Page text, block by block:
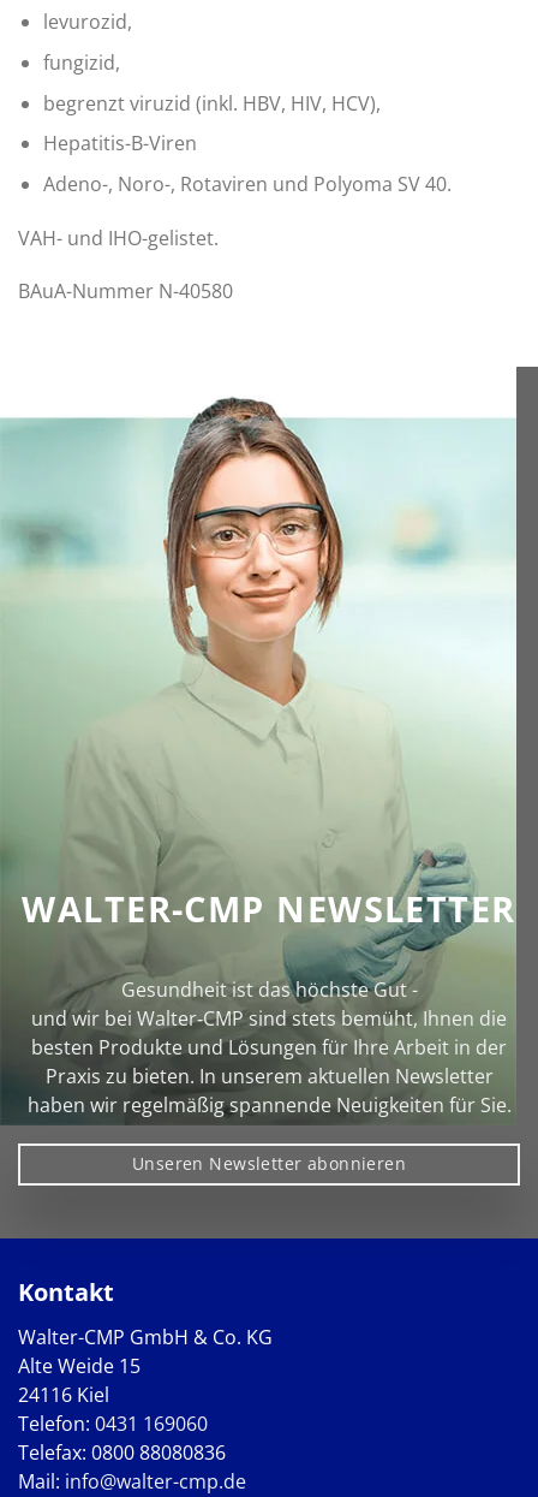
levurozid,
fungizid,
begrenzt viruzid (inkl. HBV, HIV, HCV),
Hepatitis-B-Viren
Adeno-, Noro-, Rotaviren und Polyoma SV 40.
VAH- und IHO-gelistet.
BAuA-Nummer N-40580
WALTER-CMP NEWSLETTER
Gesundheit ist das höchste Gut -
und wir bei Walter‑CMP sind stets bemüht, Ihnen die
besten Produkte und Lösungen für Ihre Arbeit in der
Praxis zu bieten. In unserem aktuellen Newsletter
haben wir regelmäßig spannende Neuigkeiten für Sie.
Unseren Newsletter abonnieren
Kontakt
Walter-CMP GmbH & Co. KG
Alte Weide 15
24116 Kiel
Telefon: 0431 169060
Telefax: 0800 88080836
Mail: info@walter-cmp.de